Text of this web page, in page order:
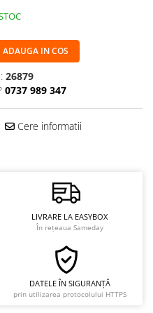
ADAUGA IN COS
26879
0737 989 347
Cere informatii
LIVRARE LA EASYBOX
În rețeaua Sameday
DATELE ÎN SIGURANȚĂ
prin utilizarea protocolului HTTPS